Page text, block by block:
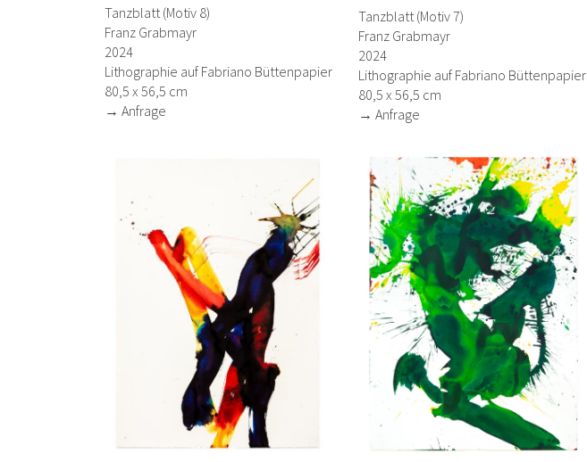
Tanzblatt (Motiv 8)
Franz Grabmayr
2024
Lithographie auf Fabriano Büttenpapier
80,5 x 56,5 cm
→ Anfrage
Tanzblatt (Motiv 7)
Franz Grabmayr
2024
Lithographie auf Fabriano Büttenpapier
80,5 x 56,5 cm
→ Anfrage